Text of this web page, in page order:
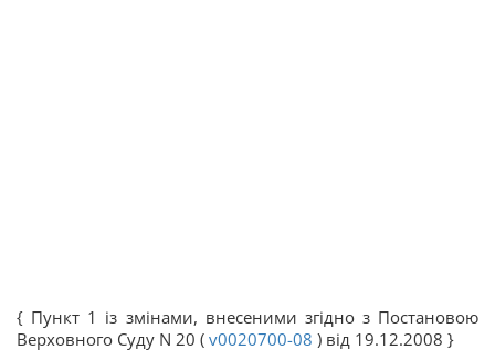
{ Пункт 1 із змінами, внесеними згідно з Постановою
Верховного Суду N 20 ( v0020700-08 ) від 19.12.2008 }